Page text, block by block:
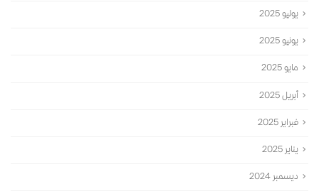
يوليو 2025
يونيو 2025
مايو 2025
أبريل 2025
فبراير 2025
يناير 2025
ديسمبر 2024